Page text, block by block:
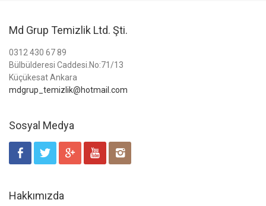
Md Grup Temizlik Ltd. Şti.
0312 430 67 89
Bülbülderesi Caddesi.No:71/13
Küçükesat Ankara
mdgrup_temizlik@hotmail.com
Sosyal Medya
Hakkımızda